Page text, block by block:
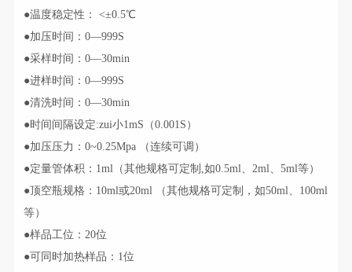
●温度稳定性 ： <±0.5℃
●加压时间：0—999S
●采样时间：0—30min
●进样时间：0—999S
●清洗时间：0—30min
●时间间隔设定:zui小1mS（0.001S）
●加压压力：0~0.25Mpa （连续可调）
●定量管体积：1ml（其他规格可定制 ,如0.5ml、2ml、5ml等）
●顶空瓶规格：10ml或20ml （其他规格可定制 ，如50ml、100ml
等）
●样品工位：20位
●可同时加热样品：1位